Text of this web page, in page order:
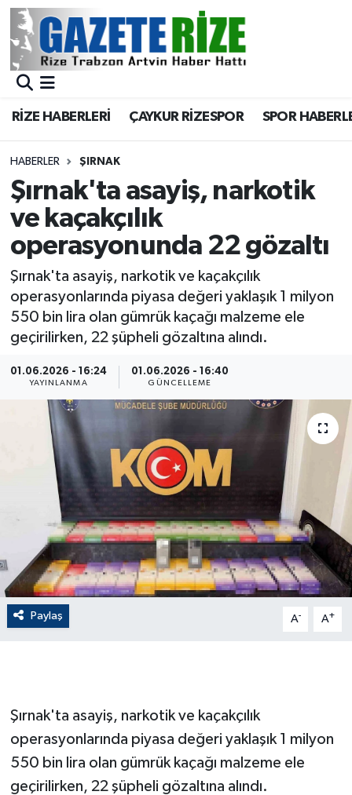
RİZE HABERLERİ ÇAYKUR RİZESPOR SPOR
HABERLER ŞIRNAK
Şırnak'ta asayiş, narkotik
ve kaçakçılık
operasyonunda 22 gözaltı
Şırnak'ta asayiş, narkotik ve kaçakçılık
operasyonlarında piyasa değeri yaklaşık 1 milyon
550 bin lira olan gümrük kaçağı malzeme ele
geçirilirken, 22 şüpheli gözaltına alındı.
01.06.2026 - 16:24
YAYINLANMA
01.06.2026 - 16:40
GÜNCELLEME
Paylaş A- A+
Şırnak'ta asayiş, narkotik ve kaçakçılık
operasyonlarında piyasa değeri yaklaşık 1 milyon
550 bin lira olan gümrük kaçağı malzeme ele
geçirilirken, 22 şüpheli gözaltına alındı.
BÖLGEMİZ
Asayiş
Rize Jandarma Komutanlığı
Bilim Teknoloji
Advertising news
Canlı Maç
ÇEVRE
Dış Haberler
Dünya
EĞİTİM
EKONOMİ
English News
Finans
GENEL
GÜNDEM
Merkez Nöbetçi Eczaneler
Merkez Trafik Yoğunluk Haritası
Süper Lig Puan Durumu ve Fikstür
Tüm Manşetler
Son Dakika Haberleri
Haber Arşivi